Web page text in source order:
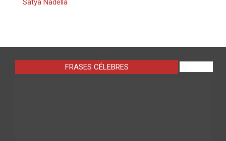
Satya Nadella
FRASES CÉLEBRES